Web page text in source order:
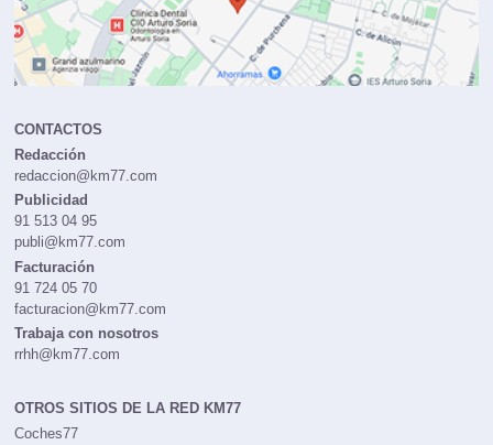
CONTACTOS
Redacción
redaccion@km77.com
Publicidad
91 513 04 95
publi@km77.com
Facturación
91 724 05 70
facturacion@km77.com
Trabaja con nosotros
rrhh@km77.com
OTROS SITIOS DE LA RED KM77
Coches77